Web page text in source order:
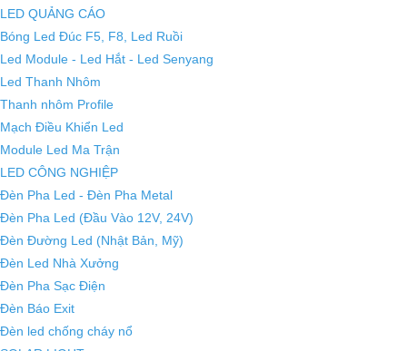
LED QUẢNG CÁO
Bóng Led Đúc F5, F8, Led Ruồi
Led Module - Led Hắt - Led Senyang
Led Thanh Nhôm
Thanh nhôm Profile
Mạch Điều Khiển Led
Module Led Ma Trận
LED CÔNG NGHIỆP
Đèn Pha Led - Đèn Pha Metal
Đèn Pha Led (Đầu Vào 12V, 24V)
Đèn Đường Led (Nhật Bản, Mỹ)
Đèn Led Nhà Xưởng
Đèn Pha Sạc Điện
Đèn Báo Exit
Đèn led chống cháy nổ